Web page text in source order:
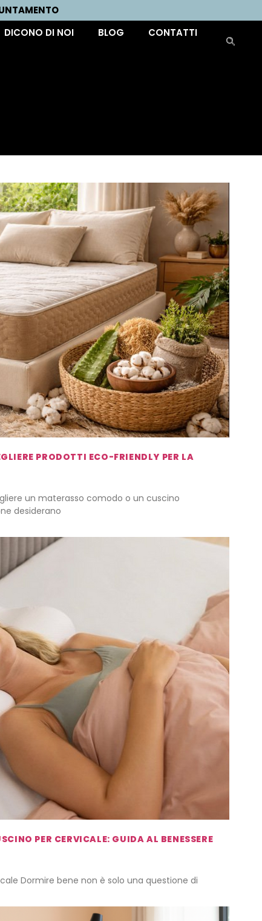
DICONO DI NOI BLOG CONTATTI
PRODOTTI ECO-FRIENDLY PER LA
un materasso comodo o un cuscino
desiderano
PER CERVICALE: GUIDA AL BENESSERE
Dormire bene non è solo una questione di